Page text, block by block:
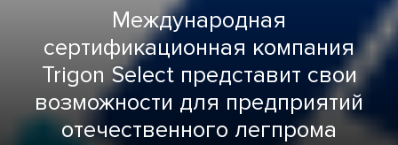
Международная
сертификационная компания
Trigon Select представит свои
возможности для предприятий
отечественного легпрома